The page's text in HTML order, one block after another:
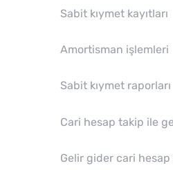
Sabit kıymet kayıtları
Amortisman işlemleri
Sabit kıymet raporları
Cari hesap takip ile
Gelir gider cari